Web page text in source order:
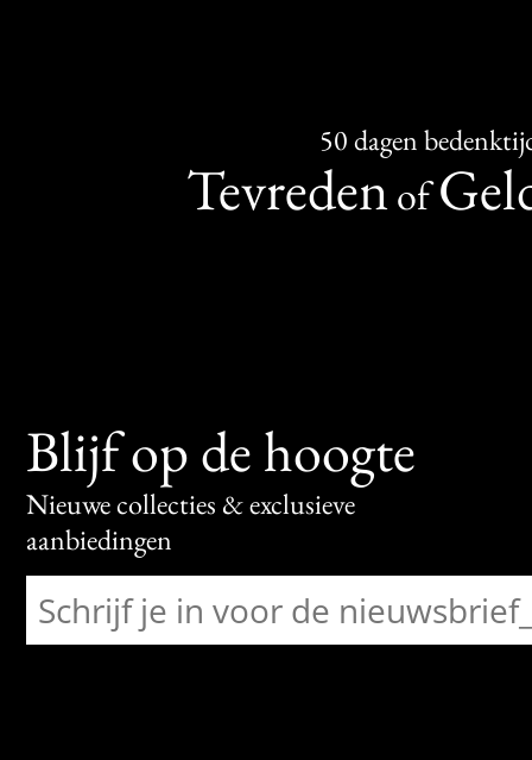
50 dagen
Tevredenof
Blijf op de hoogte
Nieuwe collecties & exclusieve
aanbiedingen